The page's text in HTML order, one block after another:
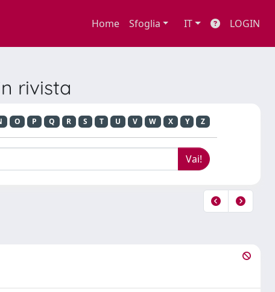
Home Sfoglia IT LOGIN
rivista
O P Q R S T U V W X Y Z